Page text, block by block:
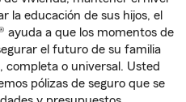
la educación de sus hijos, el
ayuda a que los momentos de
el futuro de su familia
completa o universal. Usted
pólizas de seguro que se